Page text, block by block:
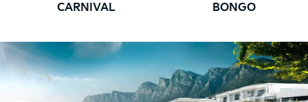
CARNIVAL BONGO